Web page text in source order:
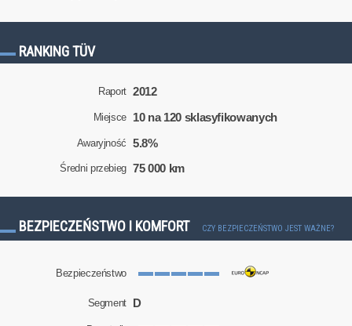
RANKING TÜV
Raport 2012
Miejsce 10 na 120 sklasyfikowanych
Awaryjność 5.8%
Średni przebieg 75 000 km
BEZPIECZEŃSTWO I KOMFORT CZY BEZPIECZEŃSTWO JEST WAŻNE?
Bezpieczeństwo
Segment D